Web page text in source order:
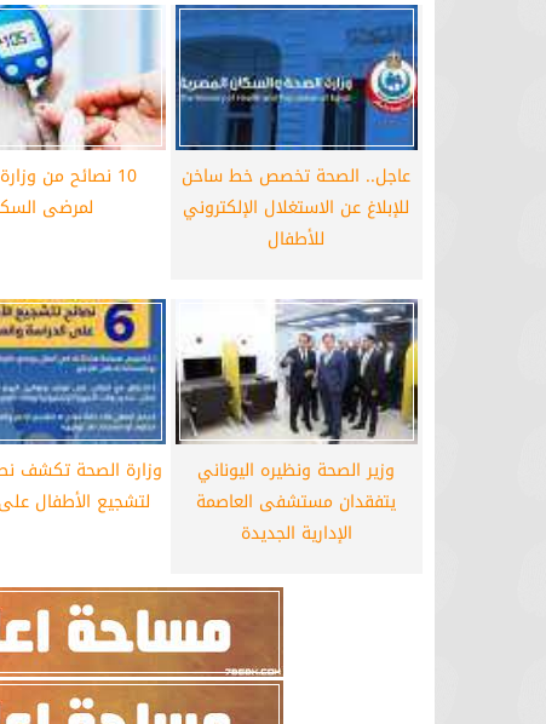
عاجل.. الصحة تخصص خط ساخن
للإبلاغ عن الاستغلال الإلكتروني
للأطفال
10 نصائح من
لمرضى
وزير الصحة ونظيره اليوناني
يتفقدان مستشفى العاصمة
الإدارية الجديدة
وزارة الصحة تكشف
لتشجيع الأطفال